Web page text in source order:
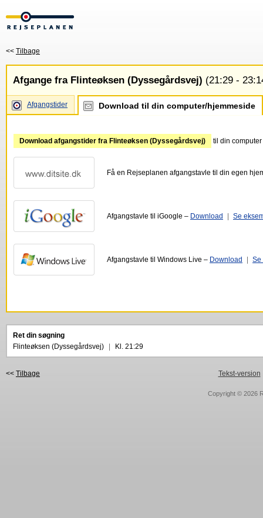
<< Tilbage
Afgange fra Flinteøksen (Dyssegårdsvej) (21:29 -
Afgangstider Download til din computer/hjemmeside
Download afgangstider fra Flinteøksen (Dyssegårdsvej) til din
Få en Rejseplanen afgangstavle til din egen
Afgangstavle til iGoogle – Download Se
Afgangstavle til Windows Live – Download Se
Ret din søgning
Flinteøksen (Dyssegårdsvej)
Kl. 21:29
<< Tilbage Tekst-version
Copyright © 2026